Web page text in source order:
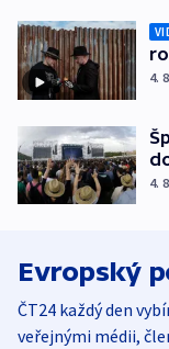
4.
4.
Evropský
ČT24 každý den
veřejnými médii,